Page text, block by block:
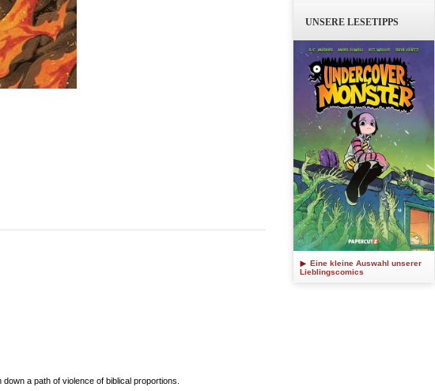
a path of violence of biblical proportions.
UNSERE LESETIPPS
Eine kleine Auswahl unserer
Lieblingscomics